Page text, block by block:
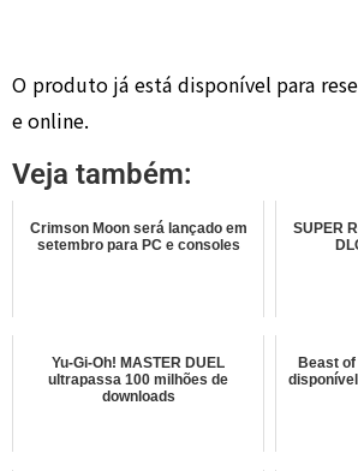
O produto já está disponível para
e online.
Veja também:
Crimson Moon será lançado em
setembro para PC e consoles
SUPER
Yu-Gi-Oh! MASTER DUEL
ultrapassa 100 milhões de
downloads
Beast